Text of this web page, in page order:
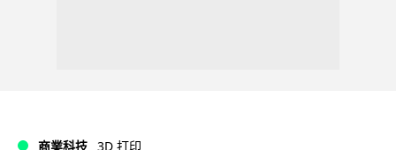
商業科技 3D 打印